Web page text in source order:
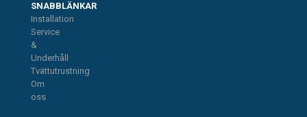
SNABBLÄNKAR
Installation
Service
&
Underhåll
Tvättutrustning
Om
oss